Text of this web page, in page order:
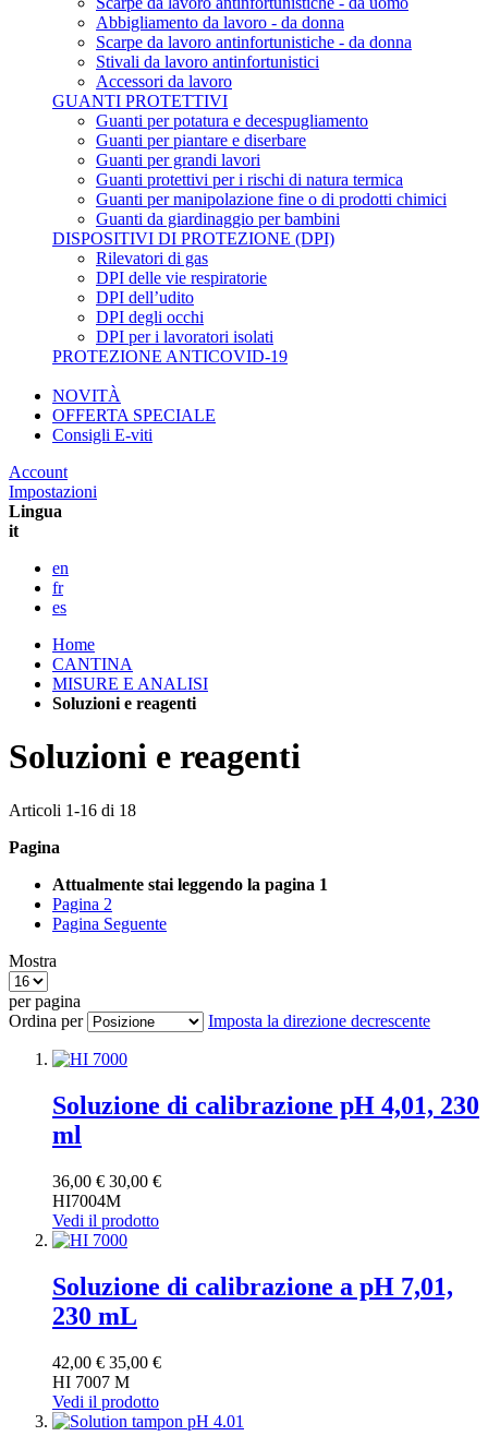
Abbigliamento da lavoro - da donna
Scarpe da lavoro antinfortunistiche - da donna
Stivali da lavoro antinfortunistici
Accessori da lavoro
GUANTI PROTETTIVI
Guanti per potatura e decespugliamento
Guanti per piantare e diserbare
Guanti per grandi lavori
Guanti protettivi per i rischi di natura termica
Guanti per manipolazione fine o di prodotti chimici
Guanti da giardinaggio per bambini
DISPOSITIVI DI PROTEZIONE (DPI)
Rilevatori di gas
DPI delle vie respiratorie
DPI dell’udito
DPI degli occhi
DPI per i lavoratori isolati
PROTEZIONE ANTICOVID-19
NOVITÀ
OFFERTA SPECIALE
Consigli E-viti
Account
Impostazioni
Lingua
it
en
fr
es
Home
CANTINA
MISURE E ANALISI
Soluzioni e reagenti
Soluzioni e reagenti
Articoli 1-16 di 18
Pagina
Attualmente stai leggendo la pagina 1
Pagina 2
Pagina Seguente
Mostra
per pagina
Ordina per
Imposta la direzione decrescente
Soluzione di calibrazione pH 4,01, 230
ml
36,00 € 30,00 €
HI7004M
Vedi il prodotto
Soluzione di calibrazione a pH 7,01,
230 mL
42,00 € 35,00 €
HI 7007 M
Vedi il prodotto